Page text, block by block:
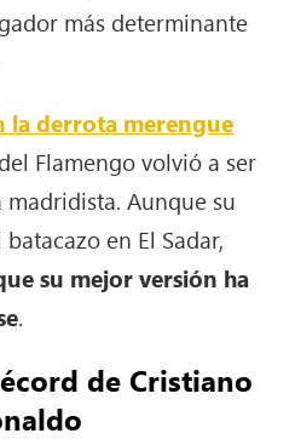
más determinante
la derrota merengue
Flamengo volvió a ser
Aunque su
en El Sadar,
su mejor versión ha
.
de Cristiano